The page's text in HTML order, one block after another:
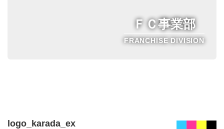
ＦＣ事業部
FRANCHISE DIVISION
logo_karada_ex